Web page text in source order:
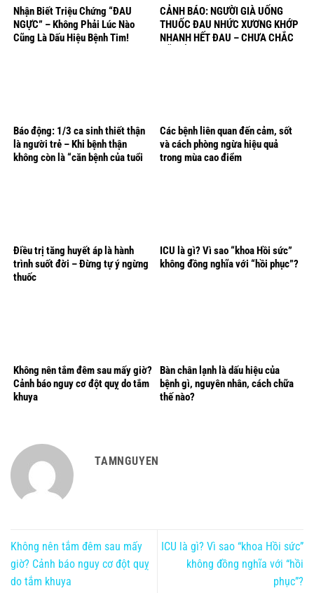
Nhận Biết Triệu Chứng “ĐAU
NGỰC” – Không Phải Lúc Nào
Cũng Là Dấu Hiệu Bệnh Tim!
CẢNH BÁO: NGƯỜI GIÀ UỐNG
THUỐC ĐAU NHỨC XƯƠNG KHỚP
NHANH HẾT ĐAU – CHƯA CHẮC
Báo động: 1/3 ca sinh thiết thận
là người trẻ – Khi bệnh thận
không còn là “căn bệnh của tuổi
Các bệnh liên quan đến cảm, sốt
và cách phòng ngừa hiệu quả
trong mùa cao điểm
Điều trị tăng huyết áp là hành
trình suốt đời – Đừng tự ý ngừng
thuốc
ICU là gì? Vì sao “khoa Hồi sức”
không đồng nghĩa với “hồi phục”?
Không nên tắm đêm sau mấy giờ?
Cảnh báo nguy cơ đột quỵ do tắm
khuya
Bàn chân lạnh là dấu hiệu của
bệnh gì, nguyên nhân, cách chữa
thế nào?
TAMNGUYEN
Không nên tắm đêm sau mấy
giờ? Cảnh báo nguy cơ đột quỵ
do tắm khuya
ICU là gì? Vì sao “khoa Hồi sức”
không đồng nghĩa với “hồi
phục”?